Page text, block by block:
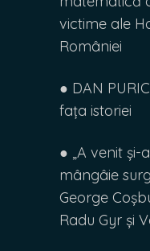
victime ale
României
● DAN
fața istoriei
● „A venit și-
mângâie
George
Radu Gyr și